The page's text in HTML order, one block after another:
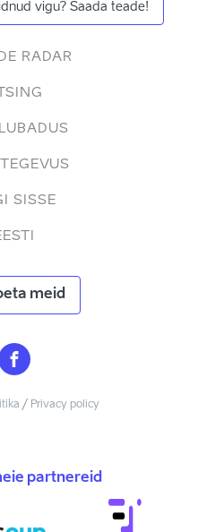
vigu? Saada teade!
RADAR
SISSE
meid
/ Privacy policy
partnereid